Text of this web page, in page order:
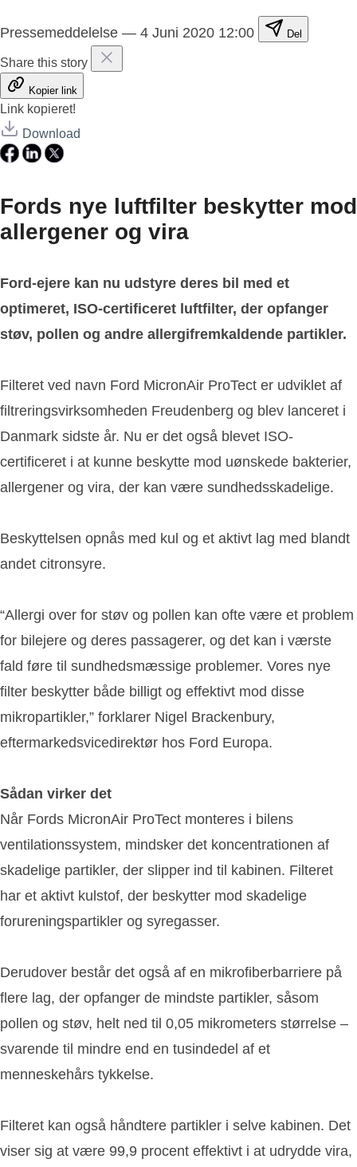
Pressemeddelelse — 4 Juni 2020 12:00 Del
Share this story
Kopier link
Link kopieret!
Download
Fords nye luftfilter beskytter mod
allergener og vira
Ford-ejere kan nu udstyre deres bil med et
optimeret, ISO-certificeret luftfilter, der opfanger
støv, pollen og andre allergifremkaldende partikler.
Filteret ved navn Ford MicronAir ProTect er udviklet af
filtreringsvirksomheden Freudenberg og blev lanceret i
Danmark sidste år. Nu er det også blevet ISO-
certificeret i at kunne beskytte mod uønskede bakterier,
allergener og vira, der kan være sundhedsskadelige.
Beskyttelsen opnås med kul og et aktivt lag med blandt
andet citronsyre.
“Allergi over for støv og pollen kan ofte være et problem
for bilejere og deres passagerer, og det kan i værste
fald føre til sundhedsmæssige problemer. Vores nye
filter beskytter både billigt og effektivt mod disse
mikropartikler,” forklarer Nigel Brackenbury,
eftermarkedsvicedirektør hos Ford Europa.
Sådan virker det
Når Fords MicronAir ProTect monteres i bilens
ventilationssystem, mindsker det koncentrationen af
skadelige partikler, der slipper ind til kabinen. Filteret
har et aktivt kulstof, der beskytter mod skadelige
forureningspartikler og syregasser.
Derudover består det også af en mikrofiberbarriere på
flere lag, der opfanger de mindste partikler, såsom
pollen og støv, helt ned til 0,05 mikrometers størrelse –
svarende til mindre end en tusindedel af et
menneskehårs tykkelse.
Filteret kan også håndtere partikler i selve kabinen. Det
viser sig at være 99,9 procent effektivt i at udrydde vira,